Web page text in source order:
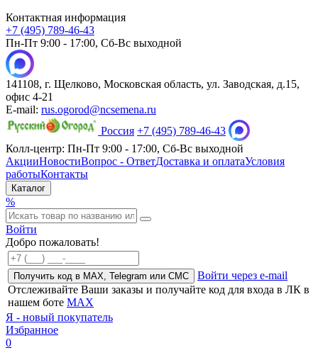
Контактная информация
+7 (495) 789-46-43
Пн-Пт 9:00 - 17:00, Сб-Вс выходной
141108, г. Щелково, Московская область, ул. Заводская, д.15,
офис 4-21
E-mail: rus.ogorod@ncsemena.ru
Россия +7 (495) 789-46-43
Колл-центр: Пн-Пт 9:00 - 17:00, Сб-Вс выходной
АкцииНовостиВопрос - ОтветДоставка и оплатаУсловия
работыКонтакты
Каталог
%
Войти
Добро пожаловать!
Получить код в MAX, Telegram или СМС
Войти через e-mail
Отслеживайте Ваши заказы и получайте код для входа в ЛК в
нашем боте MAX
Я - новый покупатель
Избранное
0